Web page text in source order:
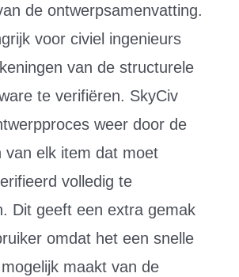
de ontwerpsamenvatting.
voor civiel ingenieurs
van de structurele
te verifiëren. SkyCiv
weer door de
van elk item dat moet
volledig te
Dit geeft een extra gemak
omdat het een snelle
maakt van de